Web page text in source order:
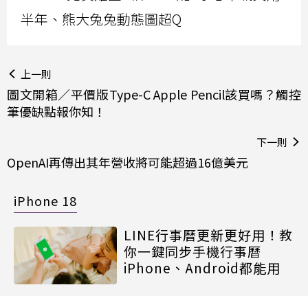
半年、熊大兔兔動態圖超Q
上一則
圖文開箱／平價版Type-C Apple Pencil該買嗎？觸控
筆優缺點報你知！
下一則
OpenAI再傳出其年營收將可能超過16億美元
iPhone 18
LINE行事曆更新更好用！教
你一鍵同步手機行事曆
iPhone、Android都能用